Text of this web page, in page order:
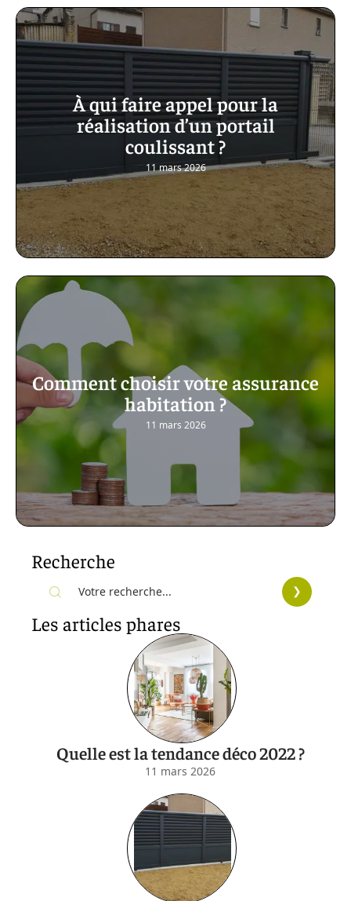
À qui faire appel pour la
réalisation d’un portail
coulissant ?
11 mars 2026
Comment choisir votre assurance
habitation ?
11 mars 2026
Recherche
Les articles phares
Quelle est la tendance déco 2022 ?
11 mars 2026